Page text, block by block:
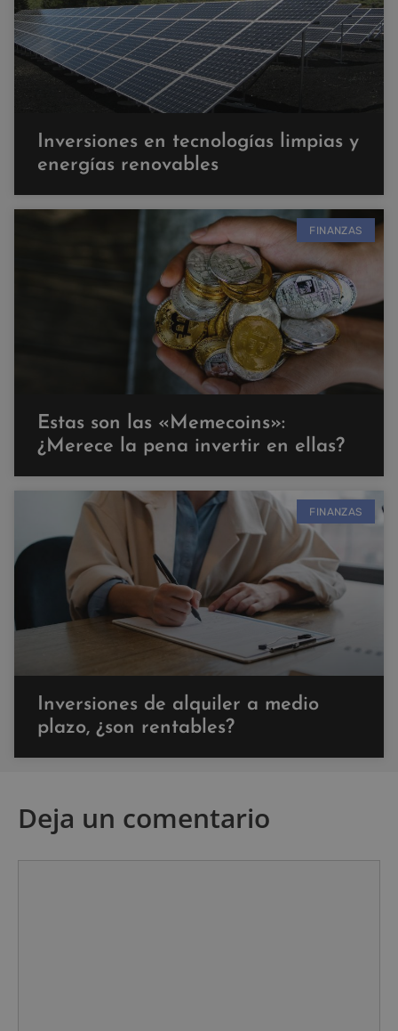
Inversiones en tecnologías limpias y
energías renovables
FINANZAS
Estas son las «Memecoins»:
¿Merece la pena invertir en ellas?
FINANZAS
Inversiones de alquiler a medio
plazo, ¿son rentables?
Deja un comentario